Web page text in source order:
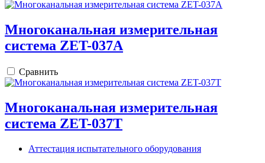
Многоканальная измерительная
система ZET-037A
Сравнить
Многоканальная измерительная
система ZET-037T
Аттестация испытательного оборудования